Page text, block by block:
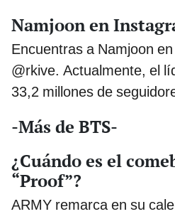
Namjoon en
Encuentras a Namjoon
@rkive. Actualmente, el
33,2 millones de
-Más de BTS-
¿Cuándo es el
“Proof”?
ARMY remarca en su